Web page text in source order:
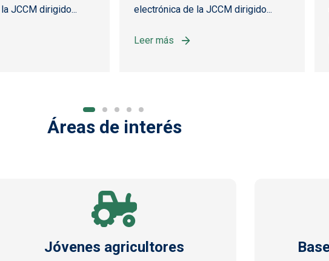
JCCM dirigido...
DE MUNICIÓN SIN PLOMO EN CAZA MAYOR
electrónica de la JCCM dirigido...
Leer más
sobre JORNADAS DE SEGURIDAD DE LOS
Áreas de interés
Jóvenes agricultores